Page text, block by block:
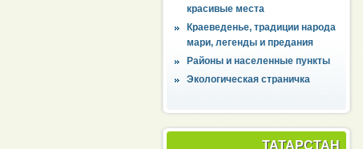
красивые места
Краеведенье, традиции народа
мари, легенды и предания
Районы и населенные пункты
Экологическая страничка
ТАТАРСТАН